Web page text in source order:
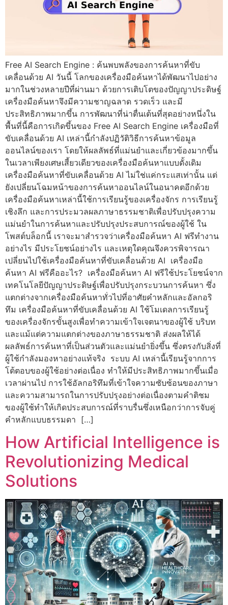
Free AI Search Engine : ค้นพบพลังของการค้นหาที่ขับ
เคลื่อนด้วย AI วันนี้ โลกของเครื่องมือค้นหาได้พัฒนาไปอย่าง
มากในช่วงหลายปีที่ผ่านมา ด้วยการเติบโตของปัญญาประดิษฐ์
เครื่องมือค้นหาจึงมีความชาญฉลาด รวดเร็ว และมี
ประสิทธิภาพมากขึ้น การพัฒนาที่น่าตื่นเต้นที่สุดอย่างหนึ่งใน
พื้นที่นี้คือการเกิดขึ้นของ Free AI Search Engine เครื่องมือที่
ขับเคลื่อนด้วย AI เหล่านี้กำลังปฏิวัติวิธีการค้นหาข้อมูล
ออนไลน์ของเรา โดยให้ผลลัพธ์ที่แม่นยำและเกี่ยวข้องมากขึ้น
ในเวลาเพียงเศษเสี้ยวเดียวของเครื่องมือค้นหาแบบดั้งเดิม
เครื่องมือค้นหาที่ขับเคลื่อนด้วย AI ไม่ใช่แค่กระแสเท่านั้น แต่
ยังเปลี่ยนโฉมหน้าของการค้นหาออนไลน์ในอนาคตอีกด้วย
เครื่องมือค้นหาเหล่านี้ใช้การเรียนรู้ของเครื่องจักร การเรียนรู้
เชิงลึก และการประมวลผลภาษาธรรมชาติเพื่อปรับปรุงความ
แม่นยำในการค้นหาและปรับปรุงประสบการณ์ของผู้ใช้ ใน
โพสต์บล็อกนี้ เราจะมาสำรวจว่าเครื่องมือค้นหา AI ฟรีทำงาน
อย่างไร มีประโยชน์อย่างไร และเหตุใดคุณจึงควรพิจารณา
เปลี่ยนไปใช้เครื่องมือค้นหาที่ขับเคลื่อนด้วย AI เครื่องมือ
ค้นหา AI ฟรีคืออะไร? เครื่องมือค้นหา AI ฟรีใช้ประโยชน์จาก
เทคโนโลยีปัญญาประดิษฐ์เพื่อปรับปรุงกระบวนการค้นหา ซึ่ง
แตกต่างจากเครื่องมือค้นหาทั่วไปที่อาศัยคำหลักและอัลกอริ
ทึม เครื่องมือค้นหาที่ขับเคลื่อนด้วย AI ใช้โมเดลการเรียนรู้
ของเครื่องจักรขั้นสูงเพื่อทำความเข้าใจเจตนาของผู้ใช้ บริบท
และแม้แต่ความแตกต่างของภาษาธรรมชาติ ส่งผลให้ได้
ผลลัพธ์การค้นหาที่เป็นส่วนตัวและแม่นยำยิ่งขึ้น ซึ่งตรงกับสิ่งที่
ผู้ใช้กำลังมองหาอย่างแท้จริง ระบบ AI เหล่านี้เรียนรู้จากการ
โต้ตอบของผู้ใช้อย่างต่อเนื่อง ทำให้มีประสิทธิภาพมากขึ้นเมื่อ
เวลาผ่านไป การใช้อัลกอริทึมที่เข้าใจความซับซ้อนของภาษา
และความสามารถในการปรับปรุงอย่างต่อเนื่องตามคำติชม
ของผู้ใช้ทำให้เกิดประสบการณ์ที่ราบรื่นซึ่งเหนือกว่าการจับคู่
คำหลักแบบธรรมดา […]
How Artificial Intelligence is
Revolutionizing Medical
Solutions